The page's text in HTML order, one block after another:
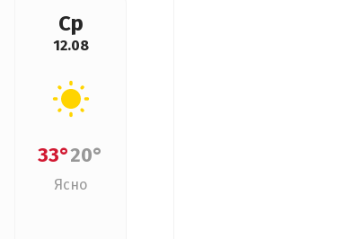
Ср
12.08
33°20°
Ясно